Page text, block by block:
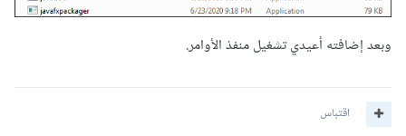
وبعد إضافته أعيدي تشغيل منفذ الأوامر.
اقتباس